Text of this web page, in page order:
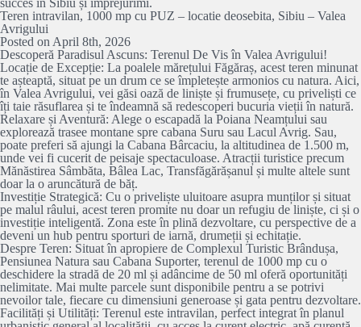
succes în Sibiu și împrejurimi.
Teren intravilan, 1000 mp cu PUZ – locatie deosebita, Sibiu – Valea
Avrigului
Posted on April 8th, 2026
Descoperă Paradisul Ascuns: Terenul De Vis în Valea Avrigului!
Locație de Excepție: La poalele mărețului Făgăraș, acest teren minunat
te așteaptă, situat pe un drum ce se împletește armonios cu natura. Aici,
în Valea Avrigului, vei găsi oază de liniște și frumusețe, cu priveliști ce
îți taie răsuflarea și te îndeamnă să redescoperi bucuria vieții în natură.
Relaxare și Aventură: Alege o escapadă la Poiana Neamțului sau
explorează trasee montane spre cabana Suru sau Lacul Avrig. Sau,
poate preferi să ajungi la Cabana Bârcaciu, la altitudinea de 1.500 m,
unde vei fi cucerit de peisaje spectaculoase. Atracții turistice precum
Mănăstirea Sâmbăta, Bâlea Lac, Transfăgărășanul și multe altele sunt
doar la o aruncătură de băț.
Investiție Strategică: Cu o priveliște uluitoare asupra munților și situat
pe malul râului, acest teren promite nu doar un refugiu de liniște, ci și o
investiție inteligentă. Zona este în plină dezvoltare, cu perspective de a
deveni un hub pentru sporturi de iarnă, drumeții și echitație.
Despre Teren: Situat în apropiere de Complexul Turistic Brândușa,
Pensiunea Natura sau Cabana Suporter, terenul de 1000 mp cu o
deschidere la stradă de 20 ml și adâncime de 50 ml oferă oportunități
nelimitate. Mai multe parcele sunt disponibile pentru a se potrivi
nevoilor tale, fiecare cu dimensiuni generoase și gata pentru dezvoltare.
Facilități și Utilități: Terenul este intravilan, perfect integrat în planul